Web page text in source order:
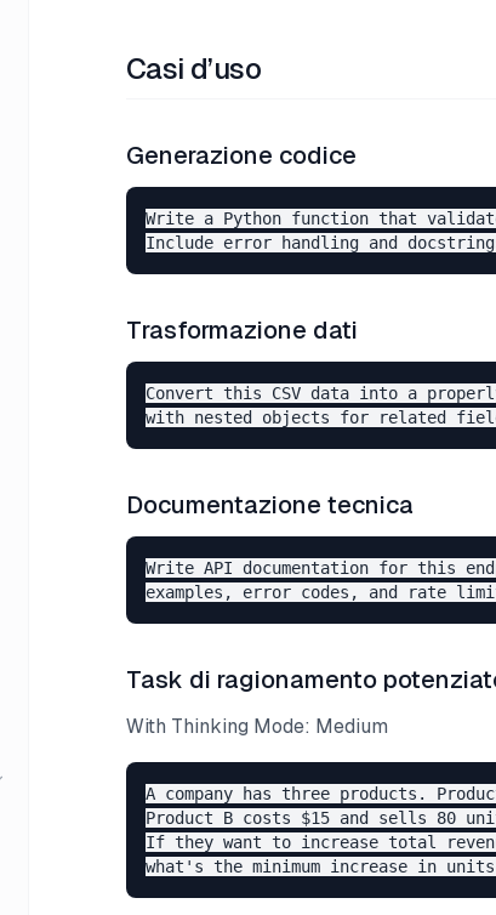
Casi d’uso
Generazione codice
Write a Python function that
Trasformazione dati
Convert this CSV data into a
Documentazione tecnica
Write API documentation for this
Task di ragionamento
With Thinking Mode: Medium
A company has three products.
Product B costs $15 and sells 80
If they want to increase total